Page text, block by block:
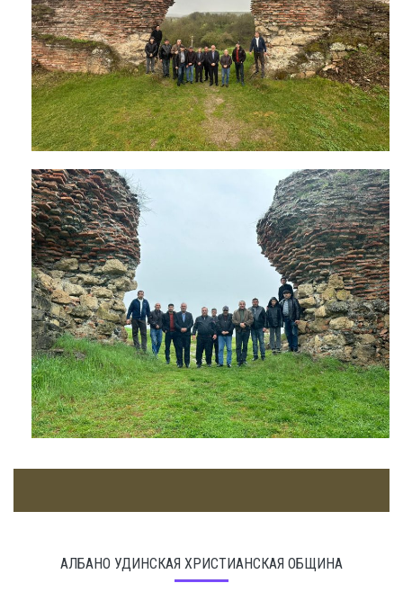
АЛБАНО УДИНСКАЯ ХРИСТИАНСКАЯ ОБЩИНА